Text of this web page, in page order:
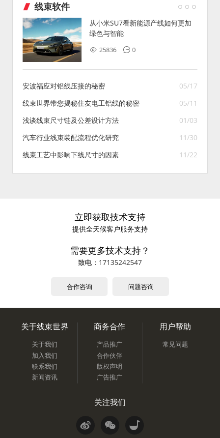
线束软件
从小米SU7看新能源产线如何更加
绿色与智能
25836 0
05/17
安波福应对铝线压接的秘密
05/11
线束世界带您揭秘住友电工铝线的秘密
01/03
浅谈线束尺寸链及公差设计方法
11/30
汽车行业线束装配流程优化研究
11/22
线束工艺中影响下线尺寸的因素
立即获取技术支持
提供全天候客户服务支持
需要更多技术支持？
致电： 17135242547
合作咨询 问题咨询
关于线束世界
关于我们
加入我们
联系我们
新闻资讯
商务合作
产品推广
合作伙伴
版权声明
广告推广
用户帮助
常见问题
关注我们